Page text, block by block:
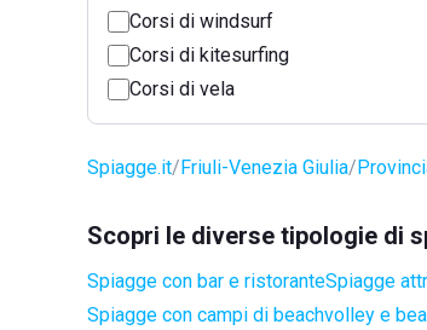
Corsi di windsurf
Corsi di kitesurfing
Corsi di vela
Spiagge.it Friuli-Venezia Giulia
Scopri le diverse tipologie di
Spiagge con bar e ristoranteSpiagge
Spiagge con campi di beachvolley e